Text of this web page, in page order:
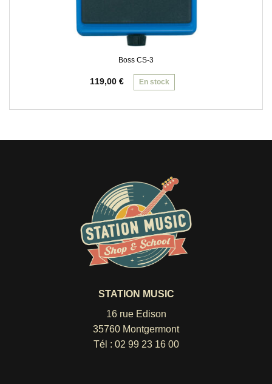
Boss CS-3
119,00 € En stock
STATION MUSIC
16 rue Edison
35760 Montgermont
Tél : 02 99 23 16 00